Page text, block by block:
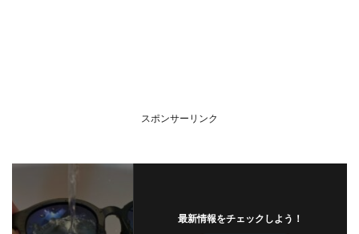
スポンサーリンク
最新情報をチェックしよう！